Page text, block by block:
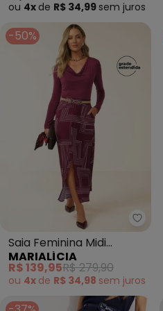
ou 4x de R$ 34,99 sem juros
-50%
Saia Feminina Midi
Estampa Geométrica
(Vermelho)
MARIALÍCIA
R$ 139,95R$ 279,90
ou 4x de R$ 34,98 sem juros